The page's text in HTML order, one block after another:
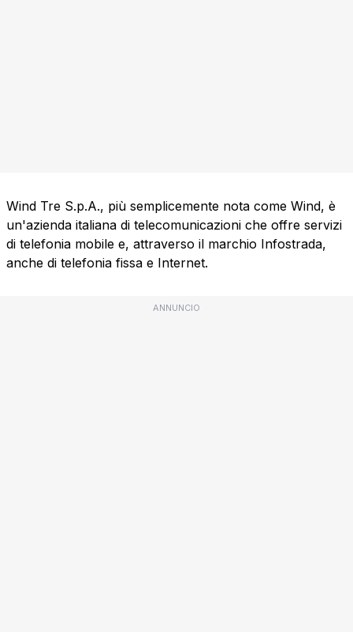
Wind Tre S.p.A., più semplicemente nota come Wind, è
un'azienda italiana di telecomunicazioni che offre servizi
di telefonia mobile e, attraverso il marchio Infostrada,
anche di telefonia fissa e Internet.
ANNUNCIO